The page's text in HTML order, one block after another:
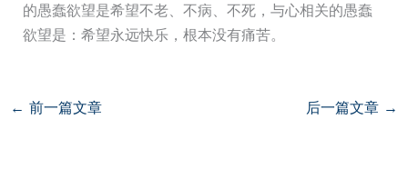
的愚蠢欲望是希望不老、不病、不死，与心相关的愚蠢
欲望是：希望永远快乐，根本没有痛苦。
← 前一篇文章 后一篇文章 →